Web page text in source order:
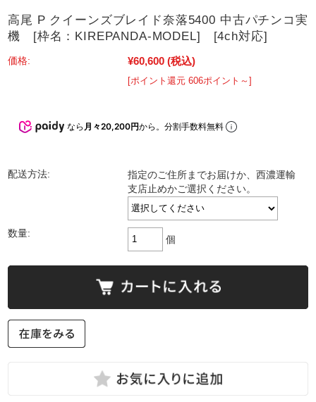
高尾 P クイーンズブレイド奈落5400 中古パチンコ実
機 [枠名：KIREPANDA-MODEL] [4ch対応]
価格: ¥60,600 (税込)
[ポイント還元 606ポイント～]
なら 月々20,200円から。分割手数料無料
配送方法:
指定のご住所までお届けか、西濃運輸
支店止めかご選択ください。
数量:
個